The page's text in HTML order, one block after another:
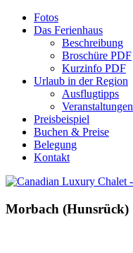
Fotos
Das Ferienhaus
Beschreibung
Broschüre PDF
Kurzinfo PDF
Urlaub in der Region
Ausflugtipps
Veranstaltungen
Preisbeispiel
Buchen & Preise
Belegung
Kontakt
Morbach (Hunsrück)